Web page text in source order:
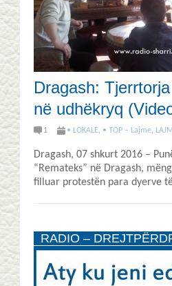
Dragash: Tjerrtorja
në udhëkryq
1 • LOKALE, • TOP – Lajme,
Dragash, 07 shkurt 2016 –
“Remateks” në Dragash,
filluar protestën para dyerve
RADIO –